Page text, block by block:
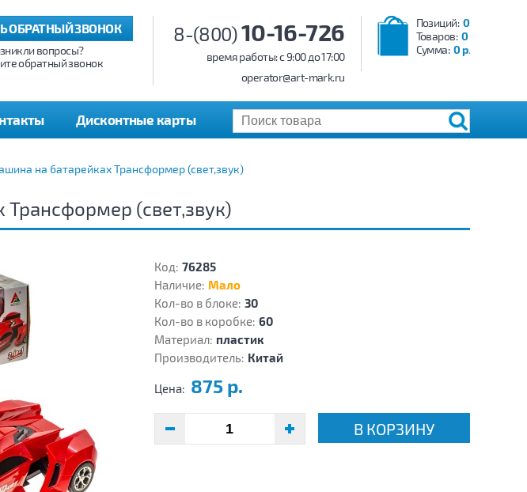
Позиций: 0
Товаров: 0
Сумма: 0 р.
8-(800)10-16-726
время работы: c 9:00 до 17:00
operator@art-mark.ru
ОБРАТНЫЙ ЗВОНОК
вопросы?
обратный звонок
Дисконтные карты
на батарейках Трансформер (свет,звук)
(свет,звук)
Код: 76285
Наличие: Мало
Кол-во в блоке: 30
Кол-во в коробке: 60
Материал: пластик
Производитель: Китай
Цена: 875 р.
В КОРЗИНУ